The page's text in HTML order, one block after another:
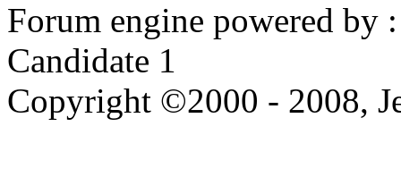
Forum engine powered by
Candidate 1
Copyright ©2000 - 2008,